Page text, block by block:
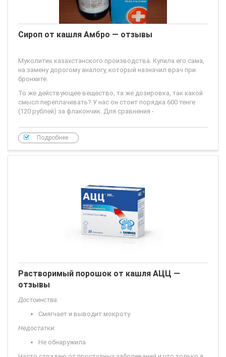
Сироп от кашля Амбро — отзывы
Муколитик казахстанского производства. Купила его сама,
на замену дорогому аналогу, который назначил врач при
бронхите.
То же действующее вещество, та же дозировка, так какой
смысл переплачивать? У нас он стоит порядка 600 тенге
(120 рублей) за флакончик. Для сравнения -
Подробнее
Растворимый порошок от кашля АЦЦ —
отзывы
Достоинства:
Смягчает и выводит мокроту
Недостатки:
Не обнаружила